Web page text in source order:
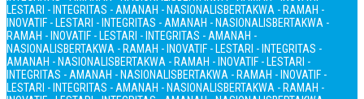
LESTARI - INTEGRITAS - AMANAH - NASIONALISBERTAKWA - RAMAH -
INOVATIF - LESTARI - INTEGRITAS - AMANAH - NASIONALISBERTAKWA -
RAMAH - INOVATIF - LESTARI - INTEGRITAS - AMANAH -
NASIONALISBERTAKWA - RAMAH - INOVATIF - LESTARI - INTEGRITAS -
AMANAH - NASIONALISBERTAKWA - RAMAH - INOVATIF - LESTARI -
INTEGRITAS - AMANAH - NASIONALISBERTAKWA - RAMAH - INOVATIF -
LESTARI - INTEGRITAS - AMANAH - NASIONALISBERTAKWA - RAMAH -